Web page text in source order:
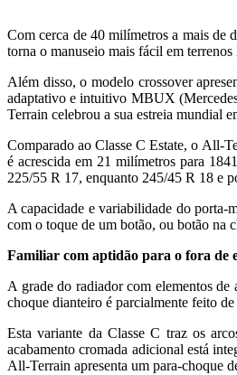
Com cerca de 40 milímetros a mais de
torna o manuseio mais fácil em
Além disso, o modelo crossover
adaptativo e intuitivo MBUX
Terrain celebrou a sua estreia mundial
Comparado ao Classe C Estate, o All-
é acrescida em 21 milímetros para
225/55 R 17, enquanto 245/45 R 18 e
A capacidade e variabilidade do porta-
com o toque de um botão, ou botão na
Familiar com aptidão para o fora de
A grade do radiador com elementos
choque dianteiro é parcialmente feito
Esta variante da Classe C traz os
acabamento cromada adicional está
All-Terrain apresenta um para-choque